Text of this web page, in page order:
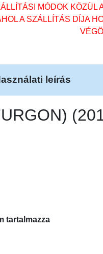
MÓDOK KÖZÜL
A SZÁLLÍTÁS DÍJA
leírás
tartalmazza